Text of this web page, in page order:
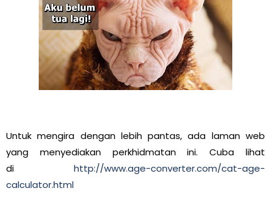
Untuk mengira dengan lebih pantas, ada laman web
yang menyediakan perkhidmatan ini. Cuba lihat
di http://www.age-converter.com/cat-age-
calculator.html